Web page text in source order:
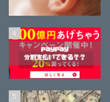
4
5